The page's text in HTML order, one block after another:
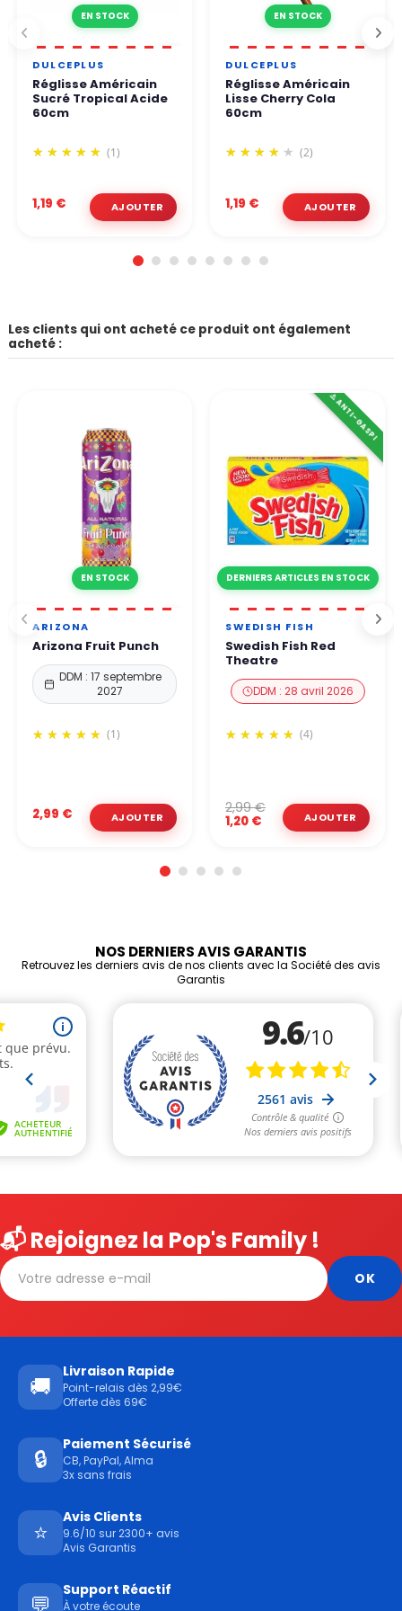
EN STOCK
DULCEPLUS
Réglisse Américain
Sucré Tropical Acide
60cm
(1)
1,19 €
EN STOCK
DULCEPLUS
Réglisse Américain
Lisse Cherry Cola
60cm
(2)
1,19 €
Les clients qui ont acheté ce produit ont également
acheté :
EN STOCK
ARIZONA
Arizona Fruit Punch
DDM : 17 septembre
2027
(1)
2,99 €
DERNIERS ARTICLES EN STOCK
⚠️ ANTI-GASPI
SWEDISH FISH
Swedish Fish Red
Theatre
DDM : 28 avril 2026
(4)
1,20 €
2,99 €
NOS DERNIERS AVIS GARANTIS
Retrouvez les derniers avis de nos clients avec la Société des avis
Garantis
📬 Rejoignez la Pop's Family !
🚚
Livraison Rapide
Point-relais dès 2,99€
Offerte dès 69€
🔒
Paiement Sécurisé
CB, PayPal, Alma
3x sans frais
⭐
Avis Clients
9.6/10 sur 2300+ avis
Avis Garantis
💬
Support Réactif
À votre écoute